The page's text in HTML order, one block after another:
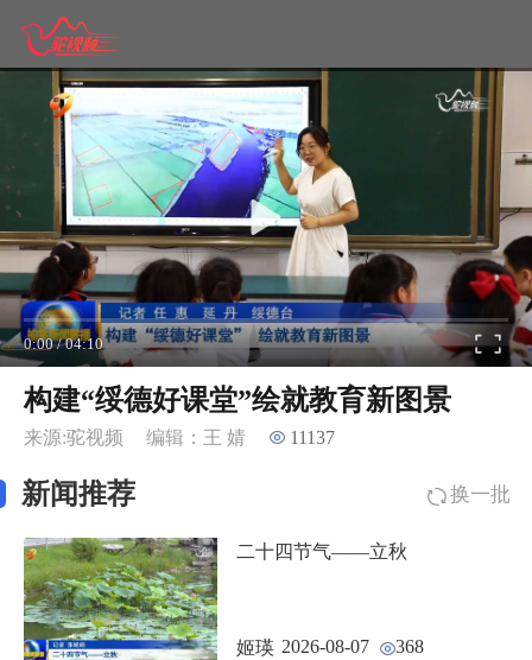
0:00/04:10
构建“绥德好课堂”绘就教育新图景
来源:驼视频 编辑：王 婧 11137
新闻推荐 换一批
二十四节气——立秋
姬瑛 2026-08-07 368